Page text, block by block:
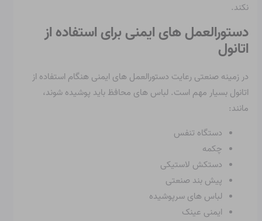
نکند.
دستورالعمل های ایمنی برای استفاده از
اتانول
در زمینه صنعتی رعایت دستورالعمل های ایمنی هنگام استفاده از
اتانول بسیار مهم است. لباس های محافظ باید پوشیده شوند،
مانند:
دستگاه تنفس
چکمه
دستکش لاستیکی
پیش بند صنعتی
لباس های سرپوشیده
ایمنی عینک